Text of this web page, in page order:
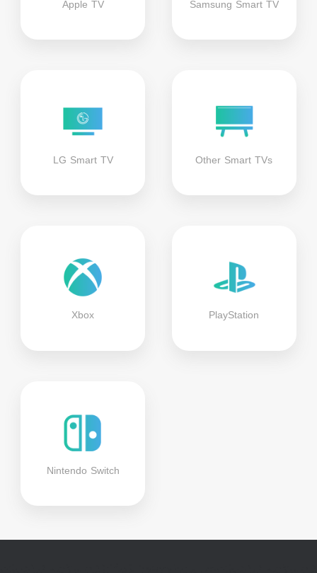
Apple TV Samsung Smart TV
LG Smart TV Other Smart TVs
Xbox PlayStation
Nintendo Switch